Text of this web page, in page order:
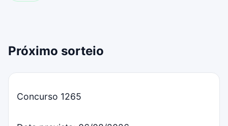
Próximo sorteio
Concurso 1265